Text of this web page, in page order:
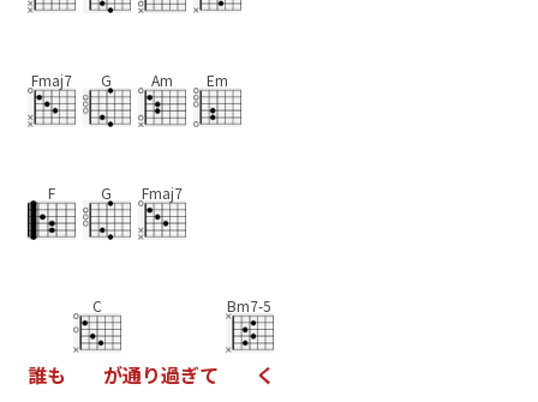
Fmaj7 G Am Em
F G Fmaj7
誰も
C
が通り過ぎて
Bm7-5
く